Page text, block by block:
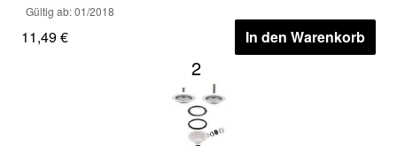
Gültig ab: 01/2018
11,49 € In den Warenkorb
2